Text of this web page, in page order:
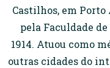
Castilhos, em Porto
pela Faculdade
1914. Atuou como
outras cidades do